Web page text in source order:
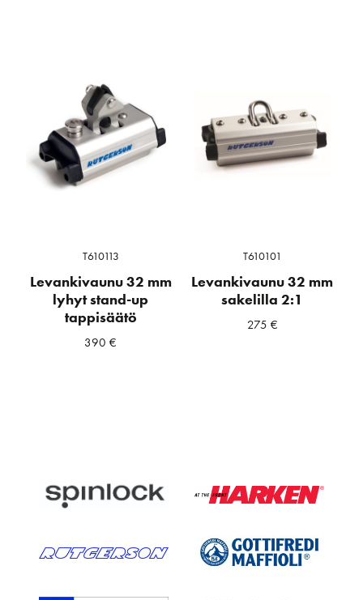
T610113
Levankivaunu 32 mm
lyhyt stand-up
tappisäätö
390€
T610101
Levankivaunu 32 mm
sakelilla 2:1
275 €